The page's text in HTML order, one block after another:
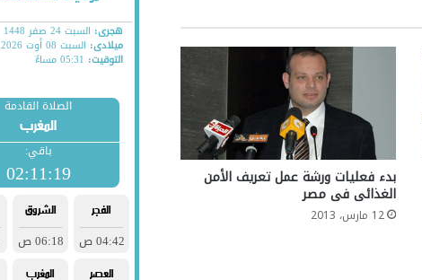
بدء فعليات ورشة عمل تعريف الأمن
الغذائى فى مصر
12 مارس، 2013